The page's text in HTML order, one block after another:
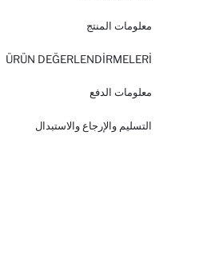
معلومات المنتج
ÜRÜN DEĞERLENDİRMELERİ
معلومات الدفع
التسليم والإرجاع والاستبدال